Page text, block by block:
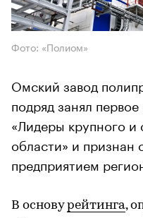
Фото: «Полиом»
Омский завод
подряд занял
«Лидеры крупного
области» и
предприятием
В основурейтинга,